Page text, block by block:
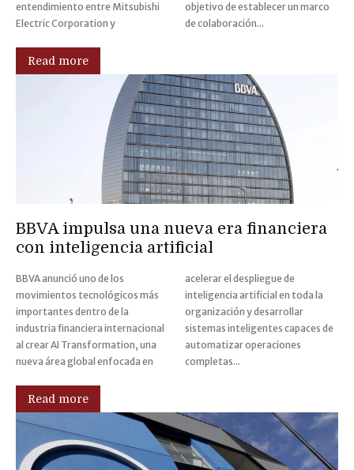
entendimiento entre Mitsubishi
Electric Corporation y
objetivo de establecer un marco
de colaboración...
Read more
BBVA impulsa una nueva era financiera
con inteligencia artificial
BBVA anunció uno de los
movimientos tecnológicos más
importantes dentro de la
industria financiera internacional
al crear AI Transformation, una
nueva área global enfocada en
acelerar el despliegue de
inteligencia artificial en toda la
organización y desarrollar
sistemas inteligentes capaces de
automatizar operaciones
completas...
Read more